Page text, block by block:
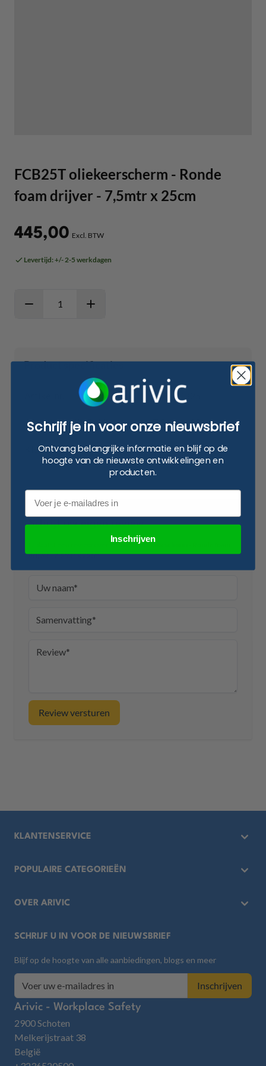
Product specificaties
ARI-FCB25
Afmetingen (LxBxH) 7,5 mtr x 25 cm
Kleur Oranje
FCB25T oliekeerscherm - Ronde
foam drijver - 7,5mtr x 25cm
445,00
Levertijd: +/- 2-5 werkdagen
Schrijf uw eigen review
U plaatst een review over:FCB25T oliekeerscherm - Ronde foam
drijver - 7,5mtr x 25cm
Review versturen
KLANTENSERVICE
Algemene voorwaarden
Meest gestelde vragen
POPULAIRE CATEGORIEËN
Vloeistofverpakkingen
Reinigingsmiddelen
Bedrijfsuitrusting
OVER ARIVIC
Spill Controle
Crisis Management
SCHRIJF U IN VOOR DE NIEUWSBRIEF
Blijf op de hoogte van alle aanbiedingen, blogs en meer
Inschrijven
Arivic - Workplace Safety
2900 Schoten
Melkerijstraat 38
België
Schrijf je in voor onze nieuwsbrief
Ontvang belangrijke informatie en blijf op de
hoogte van de nieuwste ontwikkelingen en
producten.
Email
Inschrijven